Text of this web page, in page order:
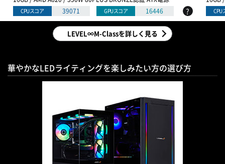
CPUスコア 39071 GPUスコア 16446 ? CPU
LEVEL∞M-Classを詳しく見る
華やかなLEDライティングを楽しみたい方の選び方